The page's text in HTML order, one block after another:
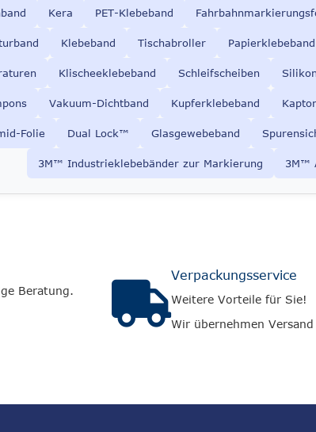
Kera PET-Klebeband
Klebeband Tischabroller Papierklebeband
Klischeeklebeband Schleifscheiben
Vakuum-Dichtband Kupferklebeband
Folie Dual Lock™ Glasgewebeband
3M™ Industrieklebebänder zur Markierung 3M™
Beratung.
Verpackungsservice
Weitere Vorteile für Sie!
Wir übernehmen